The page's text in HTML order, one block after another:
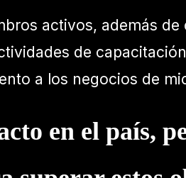
activos, además
de
a los negocios de
en el país,